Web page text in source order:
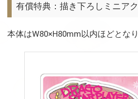
有償特典：描き下ろしミニア
本体はW80×H80mm以内ほどとなり